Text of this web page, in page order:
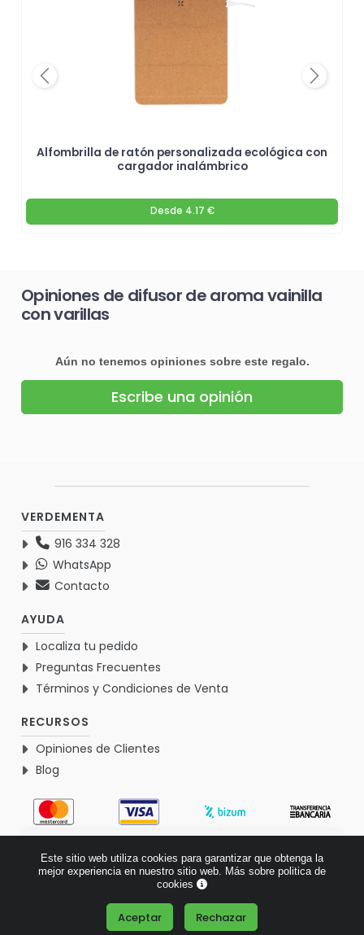
Alfombrilla de ratón personalizada ecológica con
cargador inalámbrico
Desde 4.17 €
Previous Next
Opiniones de difusor de aroma vainilla
con varillas
Aún no tenemos opiniones sobre este regalo.
Escribe una opinión
VERDEMENTA
916 334 328
WhatsApp
Contacto
AYUDA
Localiza tu pedido
Preguntas Frecuentes
Términos y Condiciones de Venta
RECURSOS
Opiniones de Clientes
Blog
Basado en 1770 opiniones >
Este sitio web utiliza cookies para garantizar que obtenga la
mejor experiencia en nuestro sitio web. Más sobre politica de
cookies
Aceptar Rechazar